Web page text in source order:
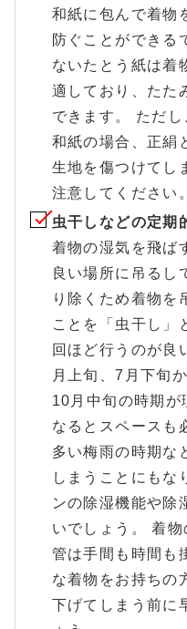
和紙に包んで着物
防ぐことができる
ないたとう紙は着
適しており、たた
できます。 ただ
和紙の場合、正絹
生地を傷つけてし
注意してください。
虫干しなどの定期
着物の湿気を飛ば
良い場所に吊るし
り除くため着物を
ことを「虫干し」
回ほど行うのが良
月上旬、7月下旬
10月中旬の時期が
なるとスペースも
多い梅雨の時期な
しまうことにもな
ンの除湿機能や除
いでしょう。 着
管は手間も時間も
な着物をお持ちの
下げてしまう前に